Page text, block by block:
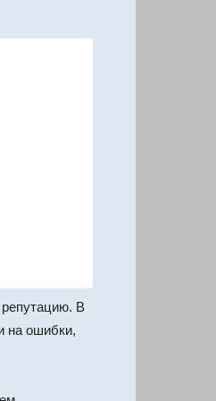
В
на ошибки,